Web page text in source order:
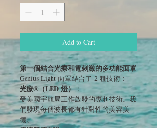
Add to Cart
第一個結合光療和電刺激的多功能面罩
Genius Light 面罩結合了 2 種技術：
光療®（LED 燈）：
受美國宇航局工作啟發的專利技術。我
們發現每個波長都有針對性的美容美
德。